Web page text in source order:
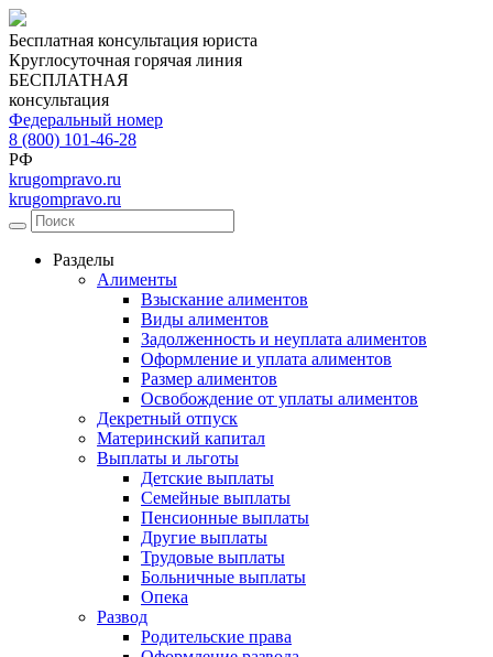
Бесплатная консультация юриста
Круглосуточная горячая линия
БЕСПЛАТНАЯ
консультация
Федеральный номер
8 (800) 101-46-28
РФ
krugompravo.ru
krugompravo.ru
Разделы
Алименты
Взыскание алиментов
Виды алиментов
Задолженность и неуплата алиментов
Оформление и уплата алиментов
Размер алиментов
Освобождение от уплаты алиментов
Декретный отпуск
Материнский капитал
Выплаты и льготы
Детские выплаты
Семейные выплаты
Пенсионные выплаты
Другие выплаты
Трудовые выплаты
Больничные выплаты
Опека
Развод
Родительские права